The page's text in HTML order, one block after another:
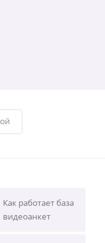
Как работает база
видеоанкет